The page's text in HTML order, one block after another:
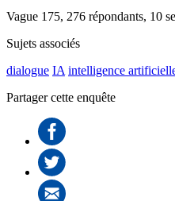
Vague 175, 276 répondants, 10
Sujets associés
dialogue IA intelligence
Partager cette enquête